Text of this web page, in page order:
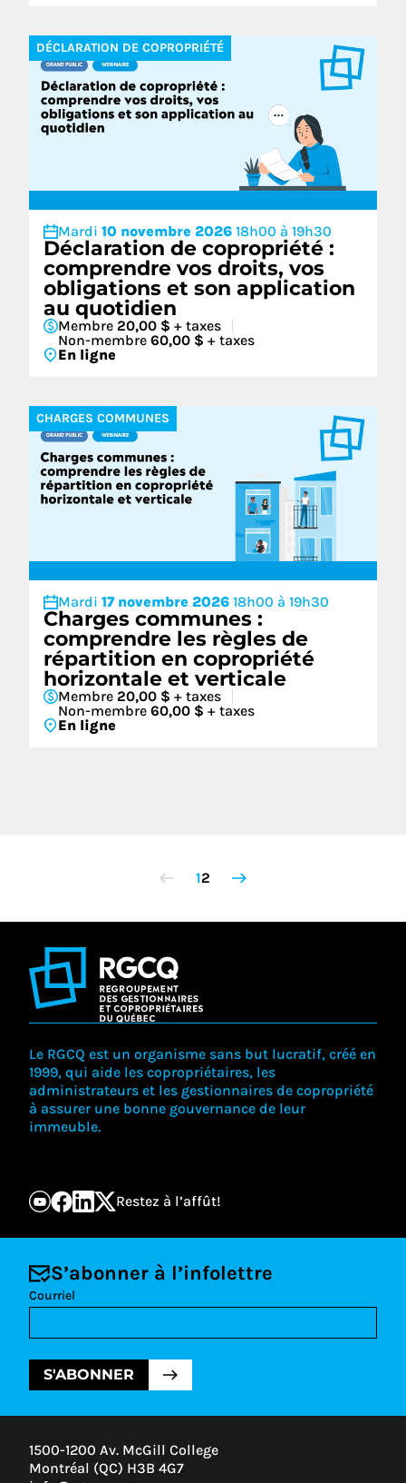
DÉCLARATION DE COPROPRIÉTÉ
Mardi 10 novembre 2026 18h00 à 19h30
Déclaration de copropriété :
comprendre vos droits, vos
obligations et son application
au quotidien
Membre 20,00 $ + taxes
Non-membre 60,00 $ + taxes
En ligne
CHARGES COMMUNES
Mardi 17 novembre 2026 18h00 à 19h30
Charges communes :
comprendre les règles de
répartition en copropriété
horizontale et verticale
Membre 20,00 $ + taxes
Non-membre 60,00 $ + taxes
En ligne
12
Le RGCQ est un organisme sans but lucratif, créé en
1999, qui aide les copropriétaires, les
administrateurs et les gestionnaires de copropriété
à assurer une bonne gouvernance de leur
immeuble.
Restez à l’affût!
S’abonner à l’infolettre
Courriel
S'ABONNER
1500-1200 Av. McGill College
Montréal (QC) H3B 4G7